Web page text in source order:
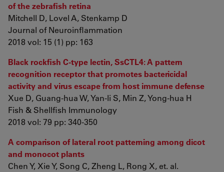
of the zebrafish retina
Mitchell D, Lovel A, Stenkamp D
Journal of Neuroinflammation
2018 vol: 15 (1) pp: 163
Black rockfish C-type lectin, SsCTL4: A pattern
recognition receptor that promotes bactericidal
activity and virus escape from host immune defense
Xue D, Guang-hua W, Yan-li S, Min Z, Yong-hua H
Fish & Shellfish Immunology
2018 vol: 79 pp: 340-350
A comparison of lateral root patterning among dicot
and monocot plants
Chen Y, Xie Y, Song C, Zheng L, Rong X, et. al.